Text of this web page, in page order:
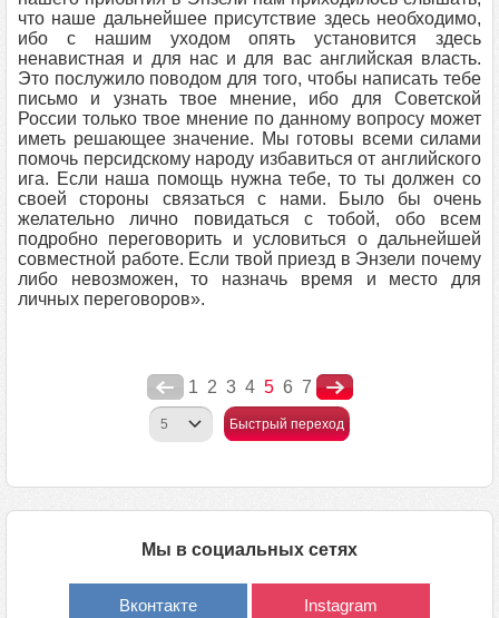
что наше дальнейшее присутствие здесь необходимо,
ибо с нашим уходом опять установится здесь
ненавистная и для нас и для вас английская власть.
Это послужило поводом для того, чтобы написать тебе
письмо и узнать твое мнение, ибо для Советской
России только твое мнение по данному вопросу может
иметь решающее значение. Мы готовы всеми силами
помочь персидскому народу избавиться от английского
ига. Если наша помощь нужна тебе, то ты должен со
своей стороны связаться с нами. Было бы очень
желательно лично повидаться с тобой, обо всем
подробно переговорить и условиться о дальнейшей
совместной работе. Если твой приезд в Энзели почему
либо невозможен, то назначь время и место для
личных переговоров».
1 2 3 4 5 6 7
Быстрый переход
Мы в социальных сетях
Вконтакте Instagram